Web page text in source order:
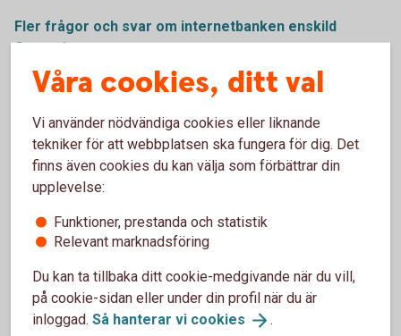
Fler frågor och svar om internetbanken enskild
firma
Internetbanken för enskild
firma
Ring 0511-280 00 och skaffa internetbanken
firma
Våra cookies, ditt val
Vi använder nödvändiga cookies eller liknande
tekniker för att webbplatsen ska fungera för dig. Det
finns även cookies du kan välja som förbättrar din
upplevelse:
Funktioner, prestanda och statistik
Relevant marknadsföring
Du kan ta tillbaka ditt cookie-medgivande när du vill,
på cookie-sidan eller under din profil när du är
inloggad. Så hanterar vi cookies .